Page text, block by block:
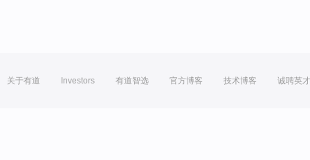
关于有道 Investors 有道智选 官方博客 技术博客 诚聘英才